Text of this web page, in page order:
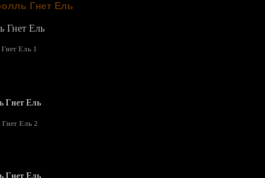
Гнет Ель
Ель 1
Ель 2